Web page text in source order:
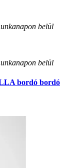
belül
belül
bordó bordó